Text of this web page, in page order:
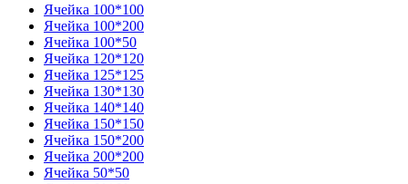
Ячейка 100*100
Ячейка 100*200
Ячейка 100*50
Ячейка 120*120
Ячейка 125*125
Ячейка 130*130
Ячейка 140*140
Ячейка 150*150
Ячейка 150*200
Ячейка 200*200
Ячейка 50*50